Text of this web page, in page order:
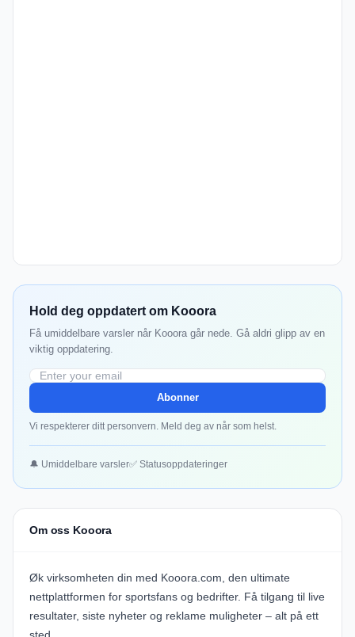
Hold deg oppdatert om Kooora
Få umiddelbare varsler når Kooora går nede. Gå aldri glipp av en
viktig oppdatering.
Abonner
Vi respekterer ditt personvern. Meld deg av når som helst.
🔔 Umiddelbare varsler✅ Statusoppdateringer
Om oss Kooora
Øk virksomheten din med Kooora.com, den ultimate
nettplattformen for sportsfans og bedrifter. Få tilgang til live
resultater, siste nyheter og reklame muligheter – alt på ett